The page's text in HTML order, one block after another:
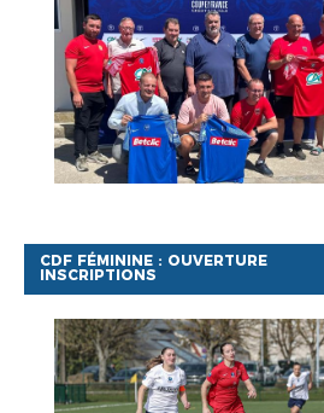
CDF FÉMININE : OUVERTURE
INSCRIPTIONS